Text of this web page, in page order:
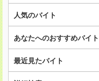
人気のバイト
あなたへのおすすめバイト
最近見たバイト